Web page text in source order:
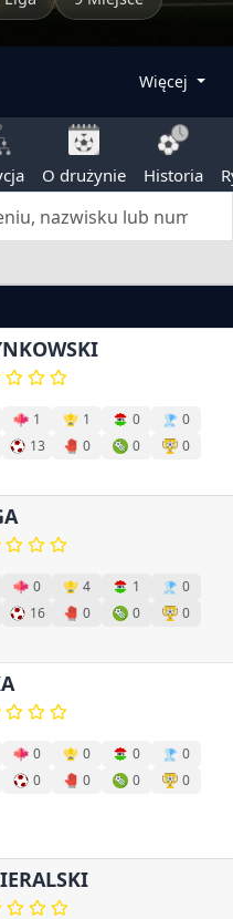
Więcej
O drużynie Historia
1 1 0
0
13 0 0
0
0 4 1
0
16 0 0
0
0 0 0
0
0 0 0
0